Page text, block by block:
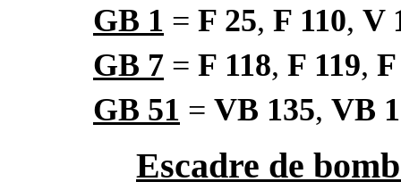
GB 1 = F 25, F 110, V
GB 7 = F 118, F 119,
GB 51 = VB 135, VB
Escadre de